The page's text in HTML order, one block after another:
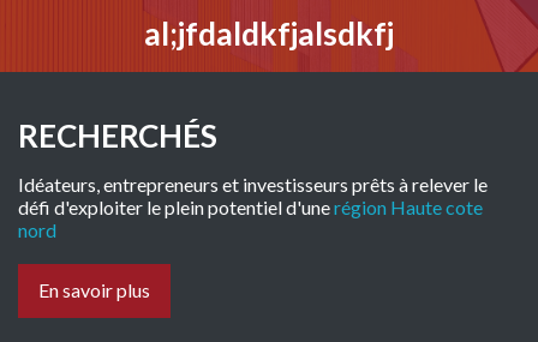
al;jfdaldkfjalsdkfj
RECHERCHÉS
Idéateurs, entrepreneurs et investisseurs prêts à relever le
défi d'exploiter le plein potentiel d'unerégion Haute cote
nord
En savoir plus